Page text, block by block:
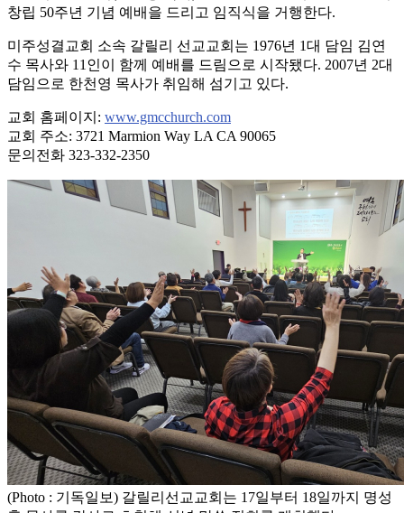
창립 50주년 기념 예배을 드리고 임직식을 거행한다.
미주성결교회 소속 갈릴리 선교교회는 1976년 1대 담임 김연
수 목사와 11인이 함께 예배를 드림으로 시작됐다. 2007년 2대
담임으로 한천영 목사가 취임해 섬기고 있다.
교회 홈페이지: www.gmcchurch.com
교회 주소: 3721 Marmion Way LA CA 90065
문의전화 323-332-2350
(Photo : 기독일보) 갈릴리선교교회는 17일부터 18일까지 명성